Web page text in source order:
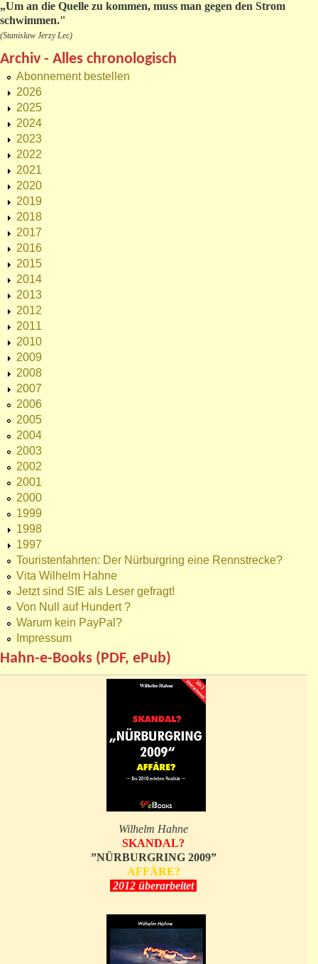
„Um an die Quelle zu kommen, muss man gegen den Strom
schwimmen."
(Stanislaw Jerzy Lec)
Archiv - Alles chronologisch
Abonnement bestellen
2026
2025
2024
2023
2022
2021
2020
2019
2018
2017
2016
2015
2014
2013
2012
2011
2010
2009
2008
2007
2006
2005
2004
2003
2002
2001
2000
1999
1998
1997
Touristenfahrten: Der Nürburgring eine Rennstrecke?
Vita Wilhelm Hahne
Jetzt sind SIE als Leser gefragt!
Von Null auf Hundert ?
Warum kein PayPal?
Impressum
Hahn-e-Books (PDF, ePub)
Wilhelm Hahne
SKANDAL?
”NÜRBURGRING 2009”
AFFÄRE?
2012 überarbeitet